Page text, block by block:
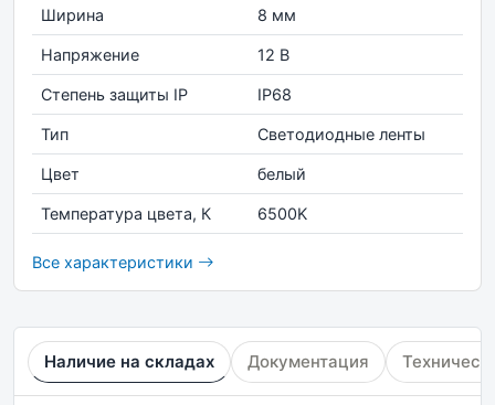
Ширина 8 мм
Напряжение 12 В
Степень защиты IP IP68
Тип Светодиодные ленты
Цвет белый
Температура цвета, К 6500K
Все характеристики
Наличие на складах Документация